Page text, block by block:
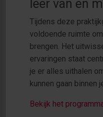
leer van en
Tijdens deze
voldoende ruimte
brengen. Het
ervaringen staat
je er alles uithalen
kunnen gaan binnen
Bekijk het